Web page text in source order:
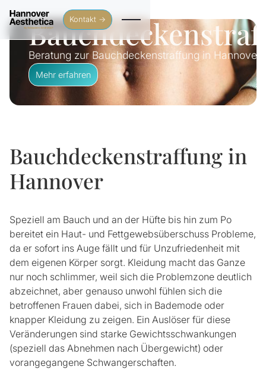
Kontakt →
Beratung zur Bauchdeckenstraffung in Hannover.
Mehr erfahren
Bauchdeckenstraffung in
Hannover
Speziell am Bauch und an der Hüfte bis hin zum Po
bereitet ein Haut- und Fettgewebsüberschuss Probleme,
da er sofort ins Auge fällt und für Unzufriedenheit mit
dem eigenen Körper sorgt. Kleidung macht das Ganze
nur noch schlimmer, weil sich die Problemzone deutlich
abzeichnet, aber genauso unwohl fühlen sich die
betroffenen Frauen dabei, sich in Bademode oder
knapper Kleidung zu zeigen. Ein Auslöser für diese
Veränderungen sind starke Gewichtsschwankungen
(speziell das Abnehmen nach Übergewicht) oder
vorangegangene Schwangerschaften.